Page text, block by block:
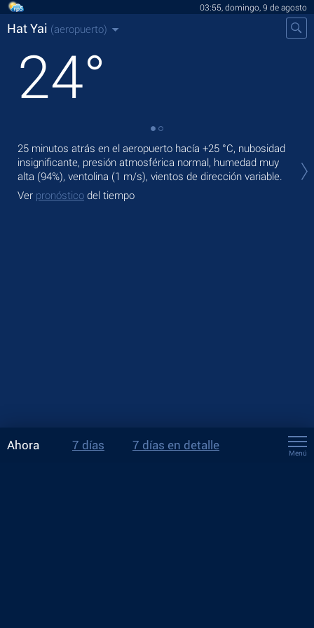
03:55, domingo, 9 de agosto
Hat Yai (aeropuerto)
24°
25 minutos atrás en el aeropuerto hacía +25 °C, nubosidad
insignificante, presión atmosférica normal, humedad muy
alta (94%), ventolina (1 m/s), vientos de dirección variable.
Ver pronóstico del tiempo
Ahora 7 días 7 días en detalle
Menú